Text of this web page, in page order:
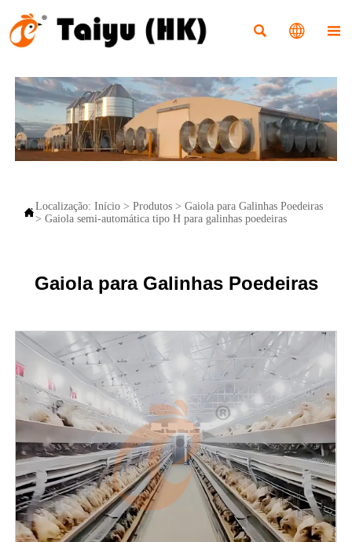
  
Localização: Início> Produtos> Gaiola para Galinhas Poedeiras
> Gaiola semi-automática tipo H para galinhas poedeiras
Gaiola para Galinhas Poedeiras